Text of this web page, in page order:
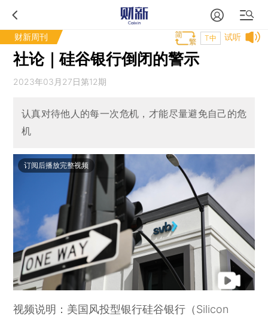
财新周刊 试听
T中
社论｜硅谷银行倒闭的警示
2023年03月27日第12期
认真对待他人的每一次危机，才能尽量避免自己的危
机
订阅后播放完整视频
视频说明：美国风投型银行硅谷银行（Silicon